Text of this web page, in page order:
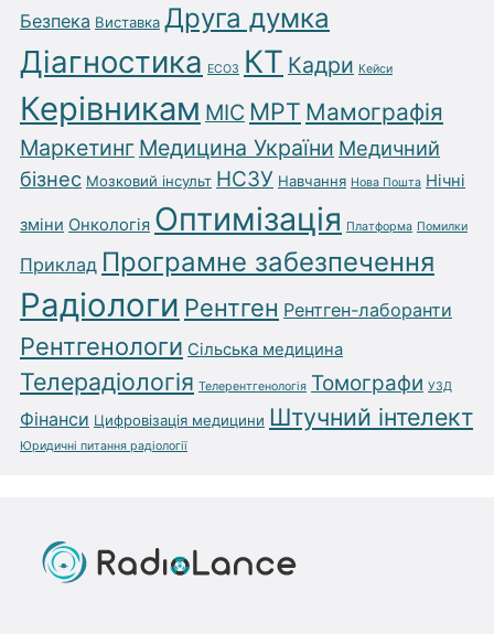
Безпека Виставка Друга думка
Діагностика ЕСОЗ КТ Кадри Кейси
Керівникам МІС МРТ Мамографія
Маркетинг Медицина України Медичний
бізнес Мозковий інсульт НСЗУ Навчання Нова Пошта Нічні
зміни Онкологія Оптимізація Платформа Помилки
Приклад Програмне забезпечення
Радіологи Рентген Рентген-лаборанти
Рентгенологи Сільська медицина
Телерадіологія Телерентгенологія Томографи УЗД
Фінанси Цифровізація медицини Штучний інтелект
Юридичні питання радіології